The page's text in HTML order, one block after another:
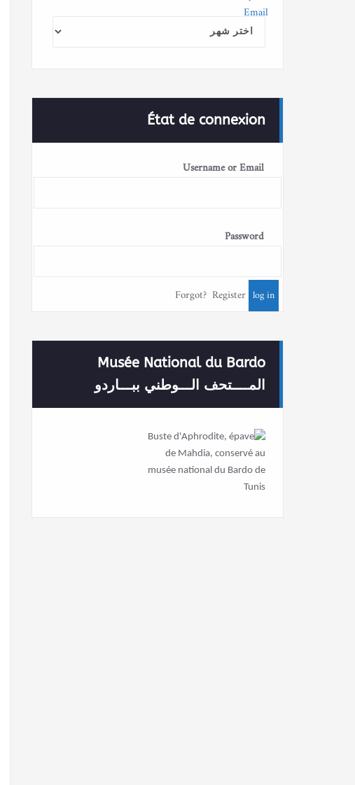
الأرشيف
État de connexion
Username or Email
Password
Forgot? Register
Musée National du Bardo
المــــتحف الـــوطني ببـــاردو